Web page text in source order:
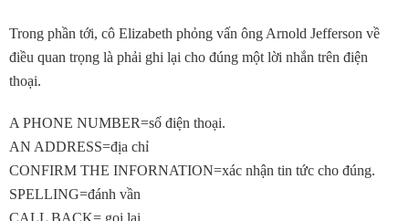
Trong phần tới, cô Elizabeth phỏng vấn ông Arnold Jefferson về
điều quan trọng là phải ghi lại cho đúng một lời nhắn trên điện
thoại.
A PHONE NUMBER=số điện thoại.
AN ADDRESS=địa chỉ
CONFIRM THE INFORNATION=xác nhận tin tức cho đúng.
SPELLING=đánh vần
CALL BACK= gọi lại